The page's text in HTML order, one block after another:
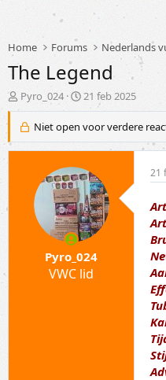
Home Forums Nederlands
The Legend
T
o
p
c
Pyro_024
S
t
a
t
d
a
t
u
m
21 feb 2025
Niet open voor verdere
Pyro_024
VWC lid
21